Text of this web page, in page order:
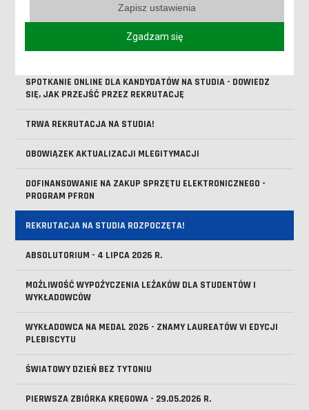
SPOTKANIE ONLINE DLA KANDYDATÓW NA STUDIA
ZOSTAŃ WOLONTARIUSZEM DKMS PODCZAS FESTIWALU LUFA
SPOTKANIE ONLINE DLA KANDYDATÓW NA STUDIA - DOWIEDZ
SIĘ, JAK PRZEJŚĆ PRZEZ REKRUTACJĘ
TRWA REKRUTACJA NA STUDIA!
OBOWIĄZEK AKTUALIZACJI MLEGITYMACJI
DOFINANSOWANIE NA ZAKUP SPRZĘTU ELEKTRONICZNEGO -
PROGRAM PFRON
REKRUTACJA NA STUDIA ROZPOCZĘTA!
ABSOLUTORIUM - 4 LIPCA 2026 R.
MOŻLIWOŚĆ WYPOŻYCZENIA LEŻAKÓW DLA STUDENTÓW I
WYKŁADOWCÓW
WYKŁADOWCA NA MEDAL 2026 - ZNAMY LAUREATÓW VI EDYCJI
PLEBISCYTU
ŚWIATOWY DZIEŃ BEZ TYTONIU
PIERWSZA ZBIÓRKA KRĘGOWA - 29.05.2026 R.
Zapisz ustawienia
Zgadzam się